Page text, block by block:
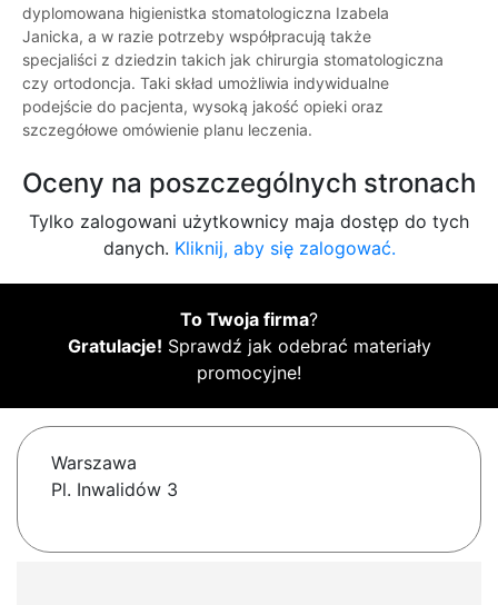
dyplomowana higienistka stomatologiczna Izabela
Janicka, a w razie potrzeby współpracują także
specjaliści z dziedzin takich jak chirurgia stomatologiczna
czy ortodoncja. Taki skład umożliwia indywidualne
podejście do pacjenta, wysoką jakość opieki oraz
szczegółowe omówienie planu leczenia.
Oceny na poszczególnych stronach
Tylko zalogowani użytkownicy maja dostęp do tych
danych. Kliknij, aby się zalogować.
To Twoja firma?
Gratulacje! Sprawdź jak odebrać materiały
promocyjne!
Warszawa
Pl. Inwalidów 3